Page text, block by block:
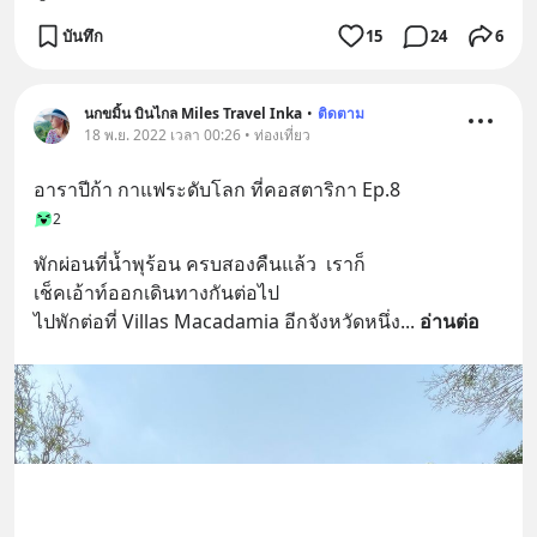
บันทึก 15 24 6
นกขมิ้น บินไกล Miles Travel Inka • ติดตาม
18 พ.ย. 2022 เวลา 00:26 • ท่องเที่ยว
อาราปีก้า กาแฟระดับโลก ที่คอสตาริกา Ep.8
2
พักผ่อนที่น้ำพุร้อน ครบสองคืนแล้ว  เราก็
เช็คเอ้าท์ออกเดินทางกันต่อไป
ไปพักต่อที่ Villas Macadamia อีกจังหวัดหนึ่ง... อ่านต่อ